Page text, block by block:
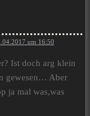
um 16:50
Ist doch arg klein
gewesen… Aber
ja mal was,was